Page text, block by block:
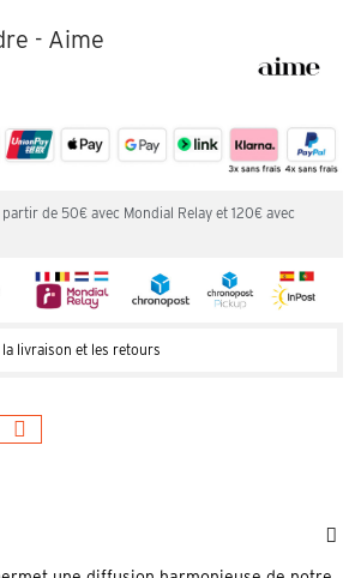
- Aime
de 50€ avec Mondial Relay et 120€ avec
livraison et les retours